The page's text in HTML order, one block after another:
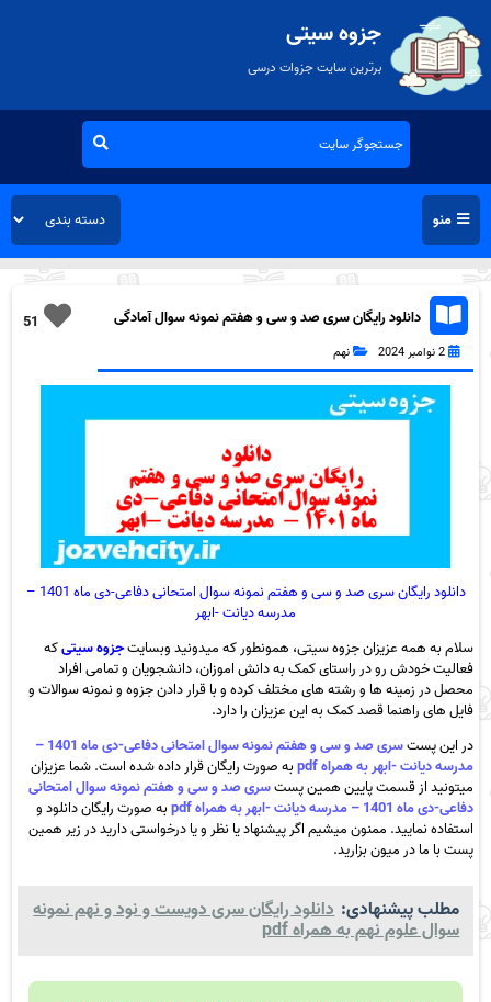
جزوه سیتی
برترین سایت جزوات درسی
منو
51
دانلود رایگان سری صد و سی و هفتم نمونه سوال آمادگی
دفاعی نهم به همراه pdf
2 نوامبر 2024 نهم
دانلود رایگان سری صد و سی و هفتم نمونه سوال امتحانی دفاعی-دی ماه 1401 –
مدرسه دیانت -ابهر
سلام به همه عزیزان جزوه سیتی، همونطور که میدونید وبسایتجزوه سیتیکه
فعالیت خودش رو در راستای کمک به دانش اموزان، دانشجویان و تمامی افراد
محصل در زمینه ها و رشته های مختلف کرده و با قرار دادن جزوه و نمونه سوالات و
فایل های راهنما قصد کمک به این عزیزان را دارد.
در این پست
سری صد و سی و هفتم نمونه سوال امتحانی دفاعی-دی ماه 1401 –
مدرسه دیانت -ابهر به همراه pdf
به صورت رایگان قرار داده شده است. شما عزیزان
میتونید از قسمت پایین همین پستسری صد و سی و هفتم نمونه سوال امتحانی
دفاعی-دی ماه 1401 – مدرسه دیانت -ابهر به همراه pdf
به صورت رایگان دانلود و
استفاده نمایید. ممنون میشیم اگر پیشنهاد یا نظر و یا درخواستی دارید در زیر همین
پست با ما در میون بزارید.
مطلب پیشنهادی: دانلود رایگان سری دویست و نود و نهم نمونه
سوال علوم نهم به همراه pdf